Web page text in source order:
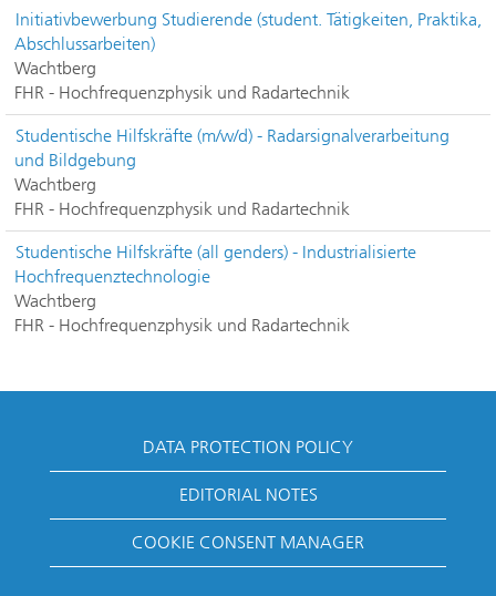
Initiativbewerbung Studierende (student. Tätigkeiten, Praktika,
Abschlussarbeiten)
Wachtberg
FHR - Hochfrequenzphysik und Radartechnik
Studentische Hilfskräfte (m/w/d) - Radarsignalverarbeitung
und Bildgebung
Wachtberg
FHR - Hochfrequenzphysik und Radartechnik
Studentische Hilfskräfte (all genders) - Industrialisierte
Hochfrequenztechnologie
Wachtberg
FHR - Hochfrequenzphysik und Radartechnik
DATA PROTECTION POLICY
EDITORIAL NOTES
COOKIE CONSENT MANAGER